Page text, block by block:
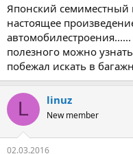
Японский семиместный
настоящее
полезного можно
побежал искать в
L linuz
New member
02.03.2016